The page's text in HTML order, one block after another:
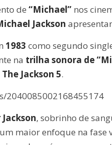
de “Michael” nos
Jackson
1983 como segundo
na trilha sonora de
The Jackson 5.
, sobrinho de
maior enfoque na